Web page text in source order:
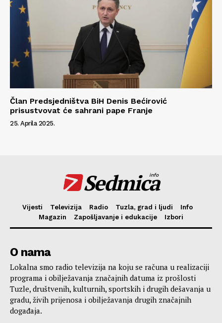
Član Predsjedništva BiH Denis Bećirović
prisustvovat će sahrani pape Franje
25. Aprila 2025.
Sedmica
info
Vijesti Televizija Radio Tuzla, grad i ljudi
Info
Magazin
Zapošljavanje i edukacije Izbori
O nama
Lokalna smo radio televizija na koju se računa u realizaciji
programa i obilježavanja značajnih datuma iz prošlosti
Tuzle, društvenih, kulturnih, sportskih i drugih dešavanja u
gradu, živih prijenosa i obilježavanja drugih značajnih
događaja.